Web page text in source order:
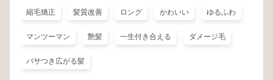
縮毛矯正 髪質改善 ロング かわいい ゆるふわ
マンツーマン 艶髪 一生付き合える ダメージ毛
パサつき広がる髪